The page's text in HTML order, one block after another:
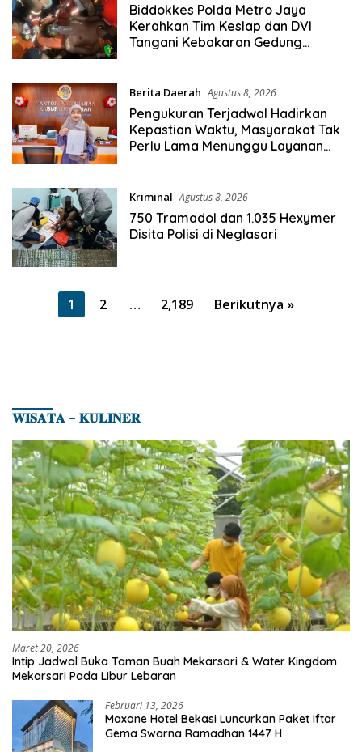
Biddokkes Polda Metro Jaya
Kerahkan Tim Keslap dan DVI
Tangani Kebakaran Gedung
Berita Daerah Agustus 8, 2026
Pengukuran Terjadwal Hadirkan
Kepastian Waktu, Masyarakat Tak
Perlu Lama Menunggu Layanan
Kriminal Agustus 8, 2026
750 Tramadol dan 1.035 Hexymer
Disita Polisi di Neglasari
Paginasi
1 2 … 2,189 Berikutnya »
𝐖𝐈𝐒𝐀𝐓𝐀 – 𝐊𝐔𝐋𝐈𝐍𝐄𝐑
Maret 20, 2026
Intip Jadwal Buka Taman Buah Mekarsari & Water Kingdom
Mekarsari Pada Libur Lebaran
Februari 13, 2026
Maxone Hotel Bekasi Luncurkan Paket Iftar
Gema Swarna Ramadhan 1447 H